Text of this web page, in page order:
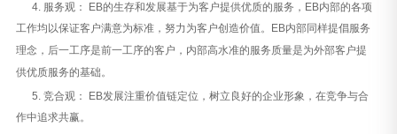
4. 服务观： EB的生存和发展基于为客户提供优质的服务，EB内部的各项
工作均以保证客户满意为标准，努力为客户创造价值。EB内部同样提倡服务
理念，后一工序是前一工序的客户，内部高水准的服务质量是为外部客户提
供优质服务的基础。
5. 竞合观： EB发展注重价值链定位，树立良好的企业形象，在竞争与合
作中追求共赢。